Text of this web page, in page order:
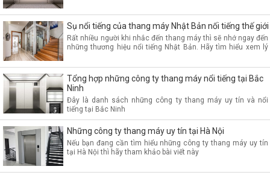
Sụ nổi tiếng của thang máy Nhật Bản nối tiếng thế giới
Rất nhiều người khi nhắc đến thang máy thì sẽ nhớ ngay đến
những thương hiệu nổi tiếng Nhật Bản. Hãy tìm hiểu xem lý
Tổng hợp những công ty thang máy nổi tiếng tại Bắc
Ninh
Đây là danh sách những công ty thang máy uy tín và nổi
tiếng tại Bắc Ninh
Những công ty thang máy uy tín tại Hà Nội
Nếu bạn đang cần tìm hiểu những công ty thang máy uy tín
tại Hà Nội thì hãy tham khảo bài viết này